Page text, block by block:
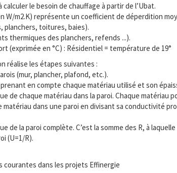
le besoin de chauffage à partir de l’Ubat.
W/m2.K) représente un coefficient de déperdition
planchers, toitures, baies).
thermiques des planchers, refends ...).
(exprimée en °C) : Résidentiel = température de 19°
réalise les étapes suivantes :
(mur, plancher, plafond, etc.).
en compte chaque matériau utilisé et son
de chaque matériau dans la paroi. Chaque
dans une paroi en divisant sa conductivité
de la paroi complète. C’est la somme des R, à
(U=1/R).
dans les projets Effinergie